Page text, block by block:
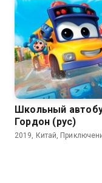
Школьный
Гордон (рус)
2019, Китай,